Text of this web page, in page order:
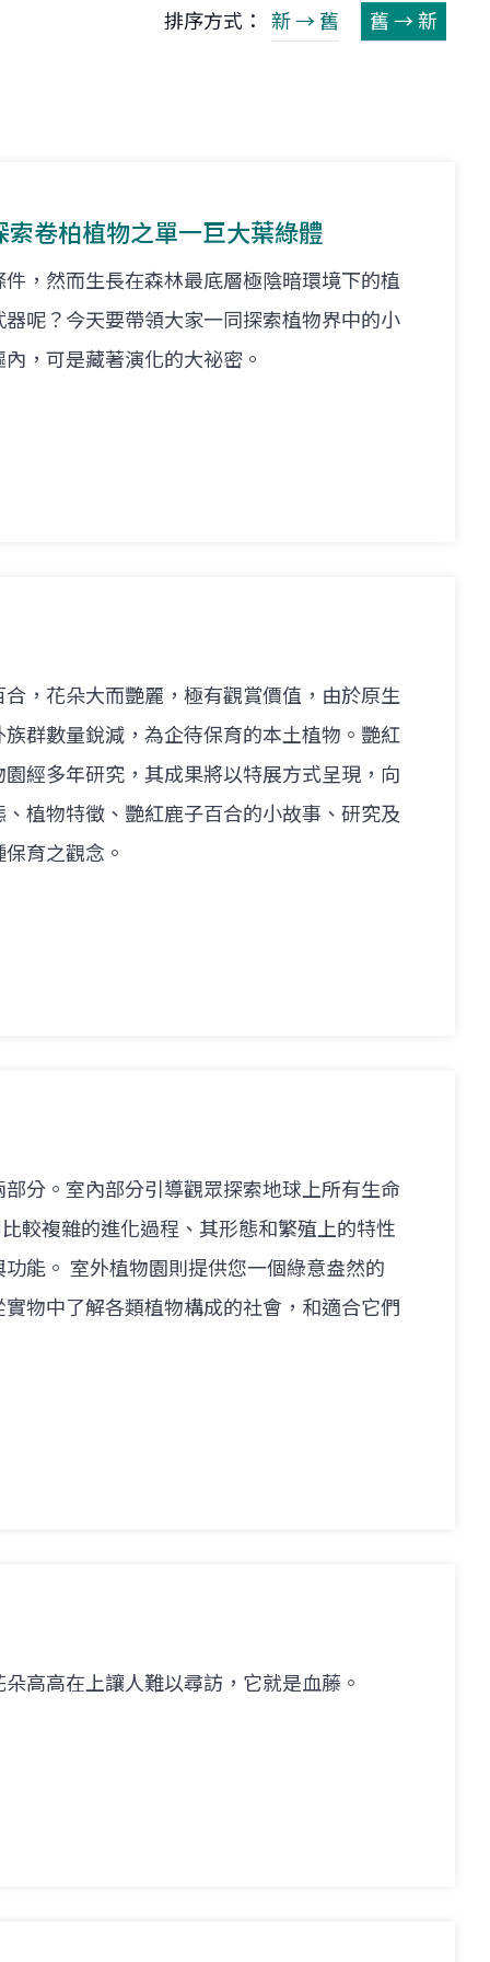
排序方式： 新 → 舊 舊 → 新
卷柏植物之單一巨大葉綠體
，然而生長在森林最底層極陰暗環境下的植
呢？今天要帶領大家一同探索植物界中的小
，可是藏著演化的大祕密。
，花朵大而艷麗，極有觀賞價值，由於原生
群數量銳減，為企待保育的本土植物。艷紅
經多年研究，其成果將以特展方式呈現，向
植物特徵、艷紅鹿子百合的小故事、研究及
育之觀念。
分。室內部分引導觀眾探索地球上所有生命
較複雜的進化過程、其形態和繁殖上的特性
能。 室外植物園則提供您一個綠意盎然的
物中了解各類植物構成的社會，和適合它們
高高在上讓人難以尋訪，它就是血藤。